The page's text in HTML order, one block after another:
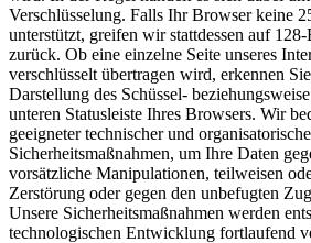
Verschlüsselung. Falls Ihr Browser keine
unterstützt, greifen wir stattdessen auf
zurück. Ob eine einzelne Seite unseres
verschlüsselt übertragen wird, erkennen
Darstellung des Schüssel-
unteren Statusleiste Ihres Browsers. Wir
geeigneter technischer und
Sicherheitsmaßnahmen, um Ihre Daten
vorsätzliche Manipulationen, teilweisen
Zerstörung oder gegen den unbefugten
Unsere Sicherheitsmaßnahmen werden
technologischen Entwicklung fortlaufend